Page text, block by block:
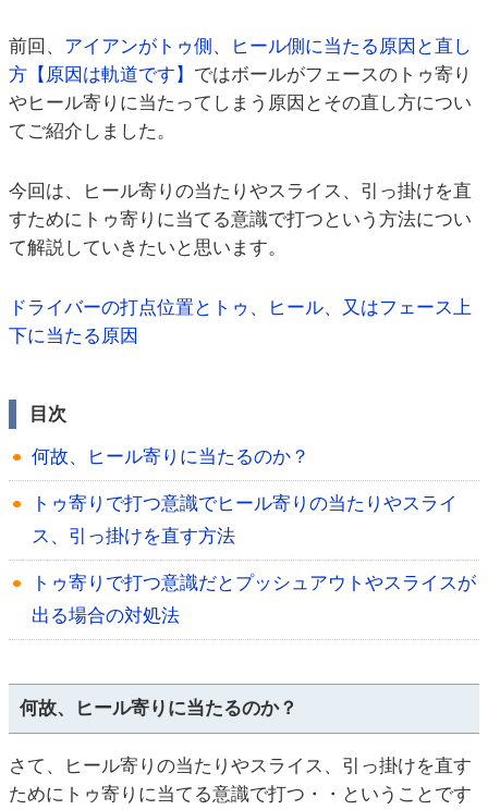
前回、 アイアンがトゥ側、ヒール側に当たる原因と直し
方【原因は軌道です】 ではボールがフェースのトゥ寄り
やヒール寄りに当たってしまう原因とその直し方につい
てご紹介しました。
今回は、ヒール寄りの当たりやスライス、引っ掛けを直
すためにトゥ寄りに当てる意識で打つという方法につい
て解説していきたいと思います。
ドライバーの打点位置とトゥ、ヒール、又はフェース上
下に当たる原因
目次
何故、ヒール寄りに当たるのか？
トゥ寄りで打つ意識でヒール寄りの当たりやスライ
ス、引っ掛けを直す方法
トゥ寄りで打つ意識だとプッシュアウトやスライスが
出る場合の対処法
何故、ヒール寄りに当たるのか？
さて、ヒール寄りの当たりやスライス、引っ掛けを直す
ためにトゥ寄りに当てる意識で打つ・・ということです